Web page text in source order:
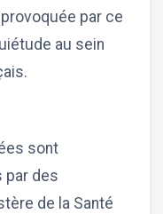
par ce
au sein
sont
par des
de la Santé